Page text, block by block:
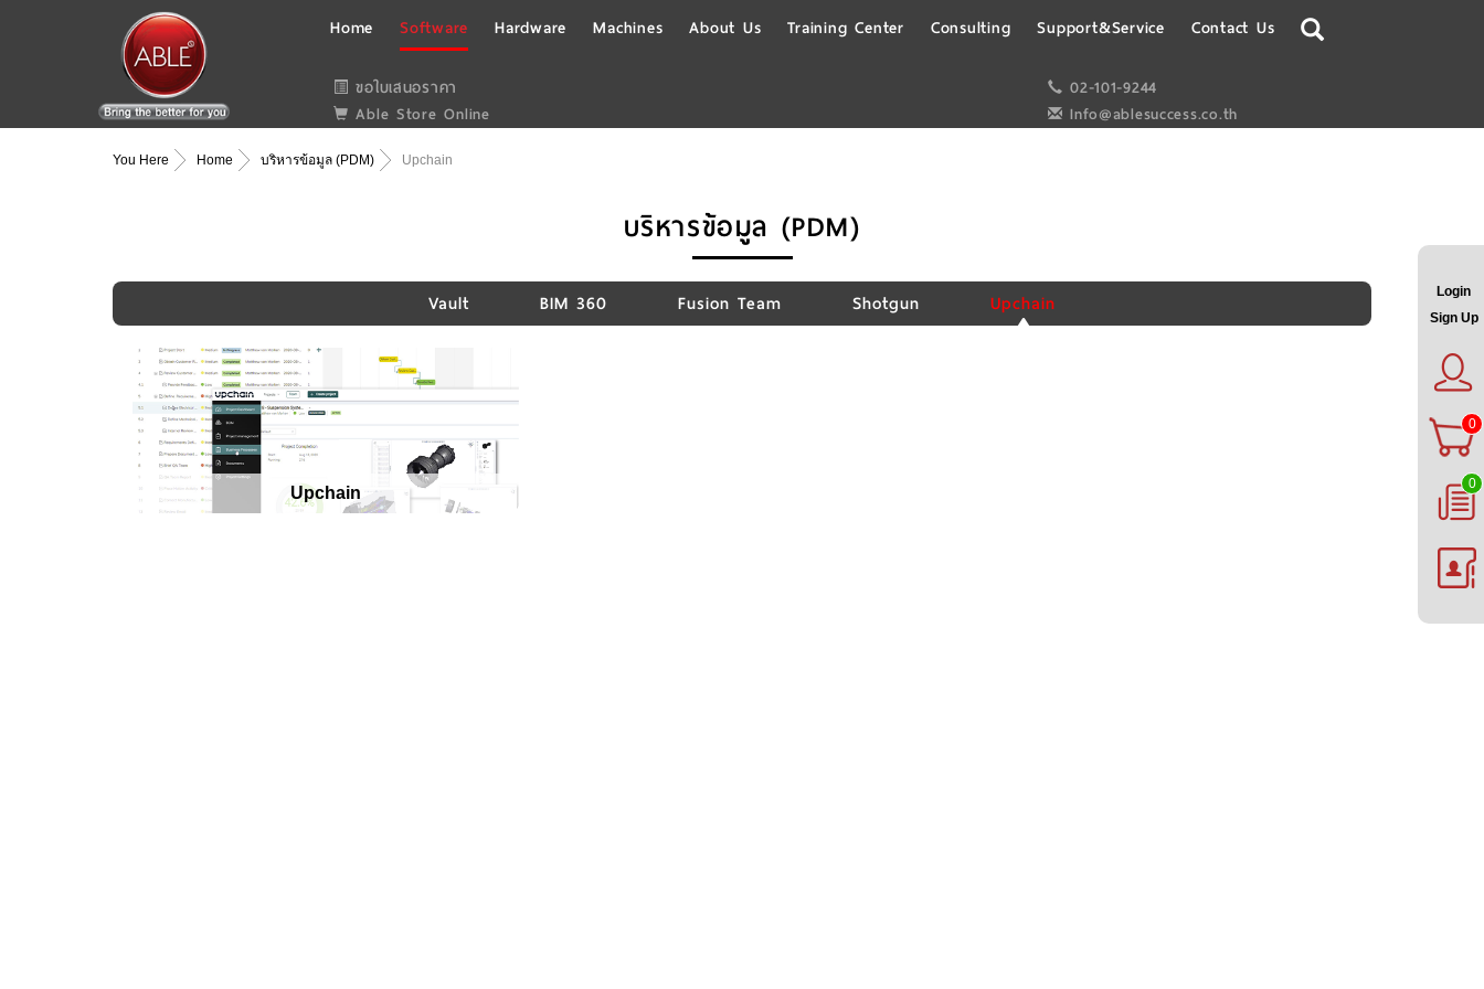
Home Software Hardware Machines About Us Training Center Consulting Support&Service Contact Us
ขอใบเสนอราคา
Able Store Online
02-101-9244
Info@ablesuccess.co.th
You Here Home บริหารข้อมูล (PDM) Upchain
บริหารข้อมูล (PDM)
Vault BIM 360 Fusion Team Shotgun Upchain
Upchain
Login
Sign Up
0
0